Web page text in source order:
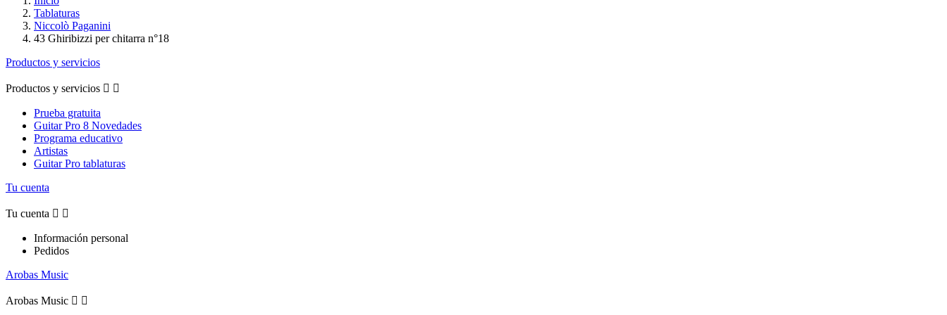
Tablaturas
Niccolò Paganini
43 Ghiribizzi per chitarra n°18
Productos y servicios
Productos y servicios  
Prueba gratuita
Guitar Pro 8 Novedades
Programa educativo
Artistas
Guitar Pro tablaturas
Tu cuenta
Tu cuenta  
Información personal
Pedidos
Arobas Music
Arobas Music  